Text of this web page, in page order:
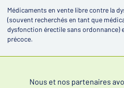
Médicaments en vente libre contre la
(souvent recherchés en tant que
dysfonction érectile sans ordonnance)
précoce.
Nous et nos partenaires